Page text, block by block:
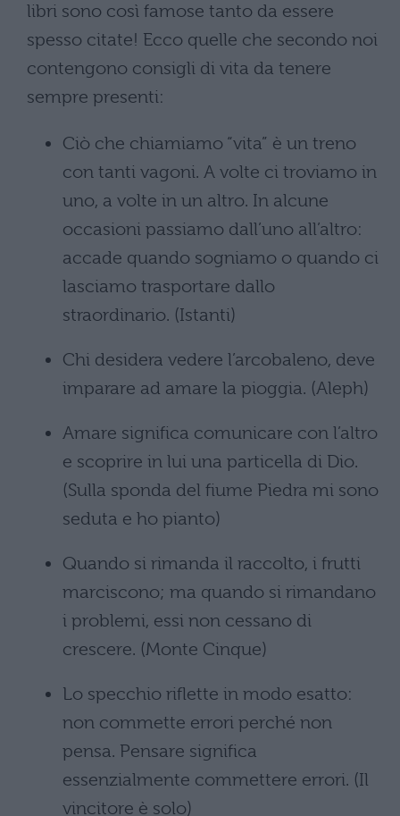
libri sono così famose tanto da essere
spesso citate! Ecco quelle che secondo noi
contengono consigli di vita da tenere
sempre presenti:
Ciò che chiamiamo “vita” è un treno
con tanti vagoni. A volte ci troviamo in
uno, a volte in un altro. In alcune
occasioni passiamo dall’uno all’altro:
accade quando sogniamo o quando ci
lasciamo trasportare dallo
straordinario. (Istanti)
Chi desidera vedere l’arcobaleno, deve
imparare ad amare la pioggia. (Aleph)
Amare significa comunicare con l’altro
e scoprire in lui una particella di Dio.
(Sulla sponda del fiume Piedra mi sono
seduta e ho pianto)
Quando si rimanda il raccolto, i frutti
marciscono; ma quando si rimandano
i problemi, essi non cessano di
crescere. (Monte Cinque)
Lo specchio riflette in modo esatto:
non commette errori perché non
pensa. Pensare significa
essenzialmente commettere errori. (Il
vincitore è solo)